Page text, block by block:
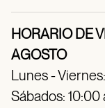
HORARIO DE
AGOSTO
Lunes -
Sábados: 10:00